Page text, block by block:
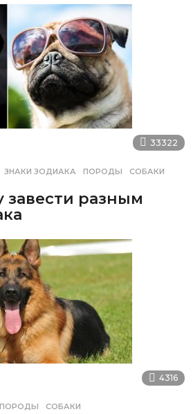
33322
,ЗНАКИ ЗОДИАКА ,ПОРОДЫ ,СОБАКИ
завести разным
4316
,ПОРОДЫ ,СОБАКИ